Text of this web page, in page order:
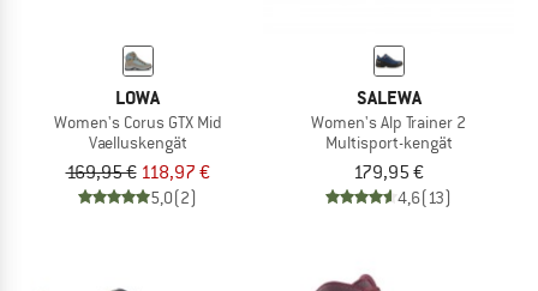
LOWA
Women's Corus GTX Mid
Vaelluskengät
169,95 € 118,97 €
5,0(2)
SALEWA
Women's Alp Trainer 2
Multisport-kengät
179,95 €
4,6(13)